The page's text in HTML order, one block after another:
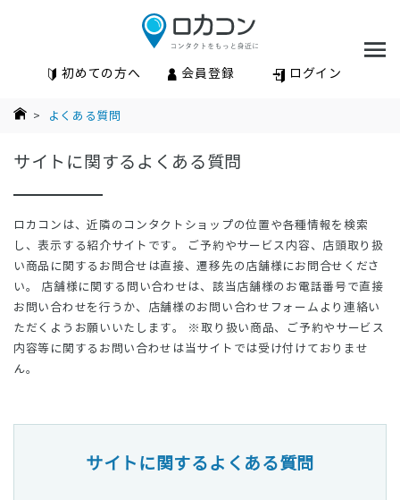
初めての方へ 会員登録 ログイン
> よくある質問
サイトに関するよくある質問
ロカコンは、近隣のコンタクトショップの位置や各種情報を検索
し、表示する紹介サイトです。 ご予約やサービス内容、店頭取り扱
い商品に関するお問合せは直接、遷移先の店舗様にお問合せくださ
い。 店舗様に関する問い合わせは、該当店舗様のお電話番号で直接
お問い合わせを行うか、店舗様のお問い合わせフォームより連絡い
ただくようお願いいたします。 ※取り扱い商品、ご予約やサービス
内容等に関するお問い合わせは当サイトでは受け付けておりませ
ん。
サイトに関するよくある質問